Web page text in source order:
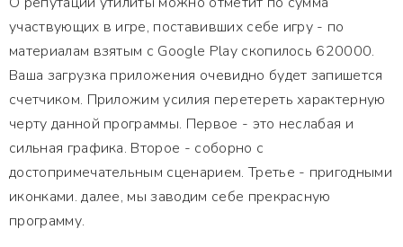
участвующих в игре, поставивших себе игру - по
материалам взятым с Google Play скопилось 620000.
Ваша загрузка приложения очевидно будет запишется
счетчиком. Приложим усилия перетереть характерную
черту данной программы. Первое - это неслабая и
сильная графика. Второе - соборно с
достопримечательным сценарием. Третье - пригодными
иконками. далее, мы заводим себе прекрасную
программу.